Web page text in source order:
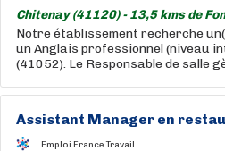
Chitenay (41120) - 13,5 kms de
Notre établissement recherche
un Anglais professionnel (niveau
(41052). Le Responsable de salle
Assistant Manager en
Emploi France Travail